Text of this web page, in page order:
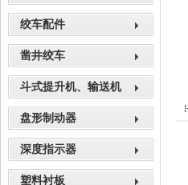
绞车配件
凿井绞车
斗式提升机、输送机
盘形制动器
深度指示器
塑料衬板